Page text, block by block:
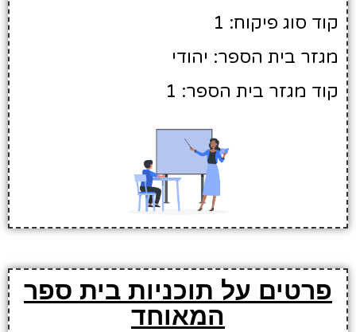
קוד סוג פיקוח: 1
מגזר בית הספר: יהודי
קוד מגזר בית הספר: 1
פרטים על תוכניות בית ספר
המאוחד